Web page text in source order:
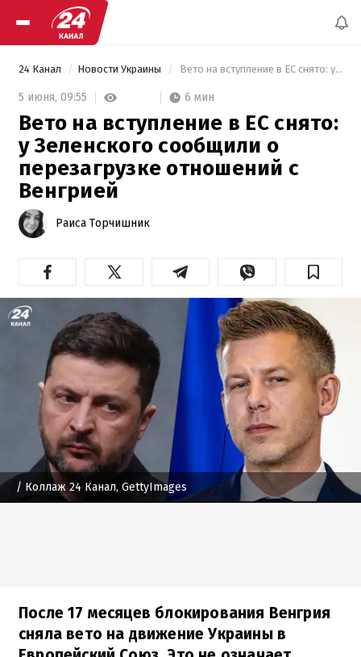
24 Канал Новости Украины Вето на вступление в ЕС снято: у Зеленского сообщили о перезагрузке отношений с Венгрией
5 июня, 09:55 6 мин
Вето на вступление в ЕС снято:
у Зеленского сообщили о
перезагрузке отношений с
Венгрией
Раиса Торчишник
/ Коллаж 24 Канал, GettyImages
После 17 месяцев блокирования Венгрия
сняла вето на движение Украины в